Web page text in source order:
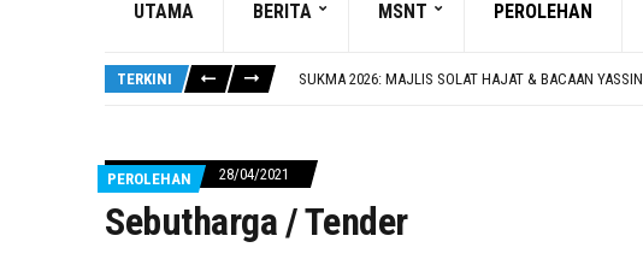
UTAMA BERITA MSNT PEROLEHAN
TERKINI
SUKMA 2026: MAJLIS SOLAT HAJAT & BACAAN YASSIN
SUKMA 2026: 8 HARI LAGI
PEROLEHAN 28/04/2021
Sebutharga / Tender